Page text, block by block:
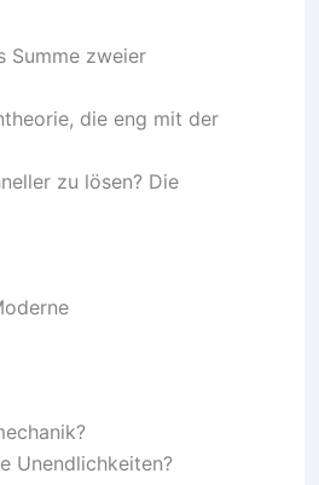
Summe zweier
die eng mit der
zu lösen? Die
Unendlichkeiten?